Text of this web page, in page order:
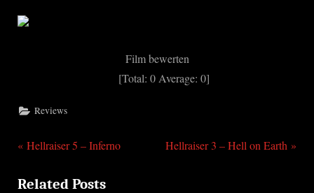
Film bewerten
[Total: 0 Average: 0]
Reviews
Beitragsnavigation
P
e
Hellraiser 5 – Inferno
N
Hellraiser 3 – Hell on Earth
Related Posts